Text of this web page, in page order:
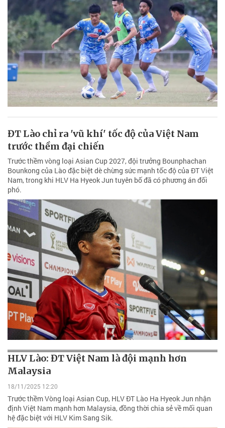
ĐT Lào chỉ ra 'vũ khí' tốc độ của Việt Nam
trước thềm đại chiến
Trước thềm vòng loại Asian Cup 2027, đội trưởng Bounphachan
Bounkong của Lào đặc biệt dè chừng sức mạnh tốc độ của ĐT Việt
Nam, trong khi HLV Ha Hyeok Jun tuyên bố đã có phương án đối
phó.
HLV Lào: ĐT Việt Nam là đội mạnh hơn
Malaysia
18/11/2025 12:20
Trước thềm Vòng loại Asian Cup, HLV ĐT Lào Ha Hyeok Jun nhận
định Việt Nam mạnh hơn Malaysia, đồng thời chia sẻ về mối quan
hệ đặc biệt với HLV Kim Sang Sik.